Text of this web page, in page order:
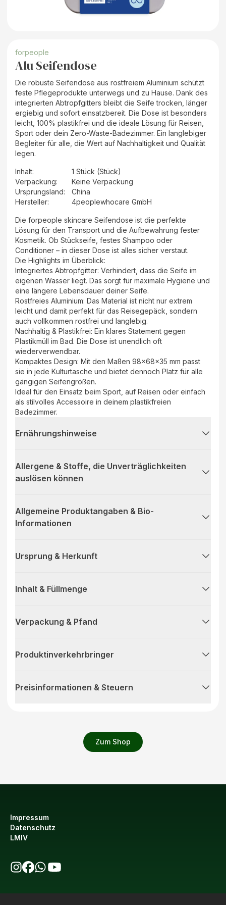
Zum Shop
forpeople
Alu Seifendose
Die robuste Seifendose aus rostfreiem Aluminium schützt
feste Pflegeprodukte unterwegs und zu Hause. Dank des
integrierten Abtropfgitters bleibt die Seife trocken, länger
ergiebig und sofort einsatzbereit. Die Dose ist besonders
leicht, 100% plastikfrei und die ideale Lösung für Reisen,
Sport oder dein Zero-Waste-Badezimmer. Ein langlebiger
Begleiter für alle, die Wert auf Nachhaltigkeit und Qualität
legen.
Inhalt:
1 Stück (Stück)
Verpackung:
Keine Verpackung
Ursprungsland:
China
Hersteller: 4peoplewhocare GmbH
Die forpeople skincare Seifendose ist die perfekte
Lösung für den Transport und die Aufbewahrung fester
Kosmetik. Ob Stückseife, festes Shampoo oder
Conditioner – in dieser Dose ist alles sicher verstaut.
Die Highlights im Überblick:
Integriertes Abtropfgitter: Verhindert, dass die Seife im
eigenen Wasser liegt. Das sorgt für maximale Hygiene und
eine längere Lebensdauer deiner Seife.
Rostfreies Aluminium: Das Material ist nicht nur extrem
leicht und damit perfekt für das Reisegepäck, sondern
auch vollkommen rostfrei und langlebig.
Nachhaltig & Plastikfrei: Ein klares Statement gegen
Plastikmüll im Bad. Die Dose ist unendlich oft
wiederverwendbar.
Kompaktes Design: Mit den Maßen 98x68x35 mm passt
sie in jede Kulturtasche und bietet dennoch Platz für alle
gängigen Seifengrößen.
Ideal für den Einsatz beim Sport, auf Reisen oder einfach
als stilvolles Accessoire in deinem plastikfreien
Badezimmer.
Ernährungshinweise
Allergene & Stoffe, die Unverträglichkeiten
auslösen können
Allgemeine Produktangaben & Bio-
Informationen
Ursprung & Herkunft
Inhalt & Füllmenge
Verpackung & Pfand
Produktinverkehrbringer
Preisinformationen & Steuern
Impressum
Datenschutz
LMIV